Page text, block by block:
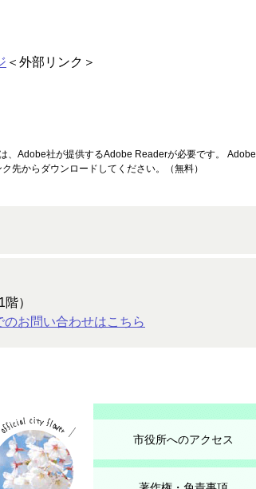
＜外部リンク＞
、Adobe社が提供するAdobe Readerが必要です。
Adobe
先からダウンロードしてください。（無料）
）
のお問い合わせはこちら
市役所へのアクセス